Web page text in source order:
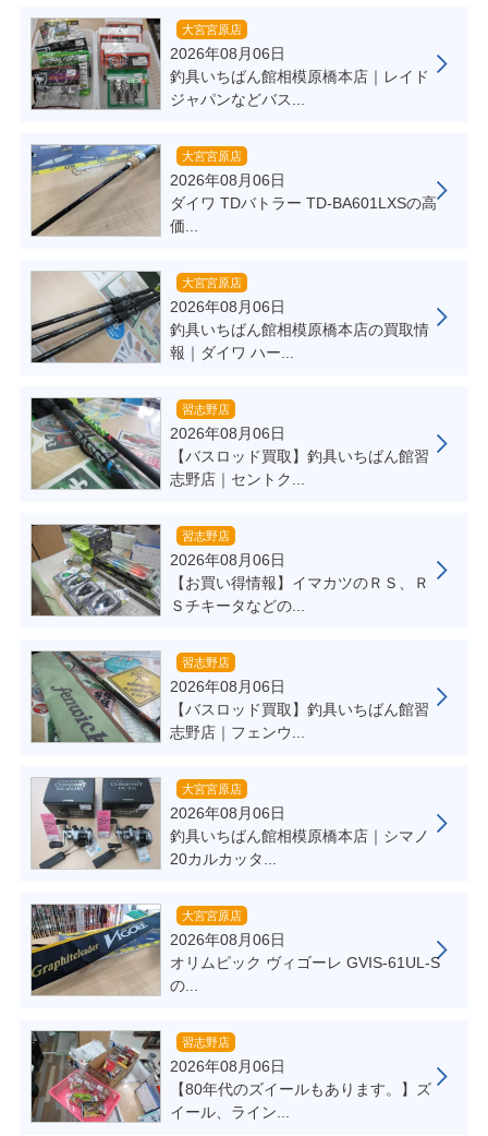
大宮宮原店
2026年08月06日
釣具いちばん館相模原橋本店｜レイド
ジャパンなどバス...
大宮宮原店
2026年08月06日
ダイワ TDバトラー TD-BA601LXSの高
価...
大宮宮原店
2026年08月06日
釣具いちばん館相模原橋本店の買取情
報｜ダイワ ハー...
習志野店
2026年08月06日
【バスロッド買取】釣具いちばん館習
志野店｜セントク...
習志野店
2026年08月06日
【お買い得情報】イマカツのＲＳ、Ｒ
Ｓチキータなどの...
習志野店
2026年08月06日
【バスロッド買取】釣具いちばん館習
志野店｜フェンウ...
大宮宮原店
2026年08月06日
釣具いちばん館相模原橋本店｜シマノ
20カルカッタ...
大宮宮原店
2026年08月06日
オリムピック ヴィゴーレ GVIS-61UL-S
の...
習志野店
2026年08月06日
【80年代のズイールもあります。】ズ
イール、ライン...